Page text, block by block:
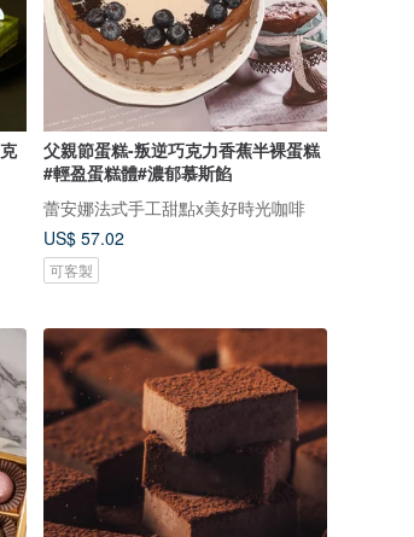
父親節蛋糕-叛逆巧克力香蕉半裸蛋糕
#輕盈蛋糕體#濃郁慕斯餡
蕾安娜法式手工甜點x美好時光咖啡
US$ 57.02
可客製